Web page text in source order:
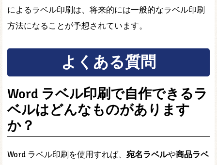
によるラベル印刷は、将来的には一般的なラベル印刷
方法になることが予想されています。
よくある質問
Word ラベル印刷で自作できるラ
ベルはどんなものがあります
か？
Word ラベル印刷を使用すれば、 宛名ラベルや商品ラベ